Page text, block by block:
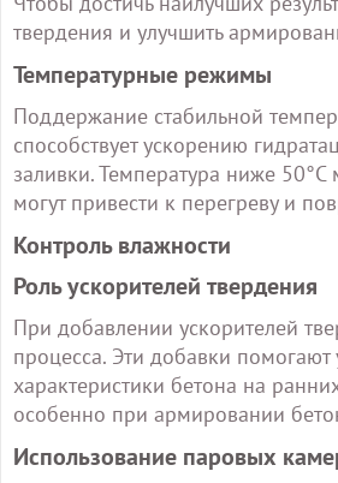
твердения и улучшить
Температурные режимы
Поддержание стабильной
способствует ускорению
заливки. Температура ниже
могут привести к перегреву и
Контроль влажности
Роль ускорителей твердения
При добавлении ускорителей
процесса. Эти добавки помогают
характеристики бетона на
особенно при армировании
Использование паровых